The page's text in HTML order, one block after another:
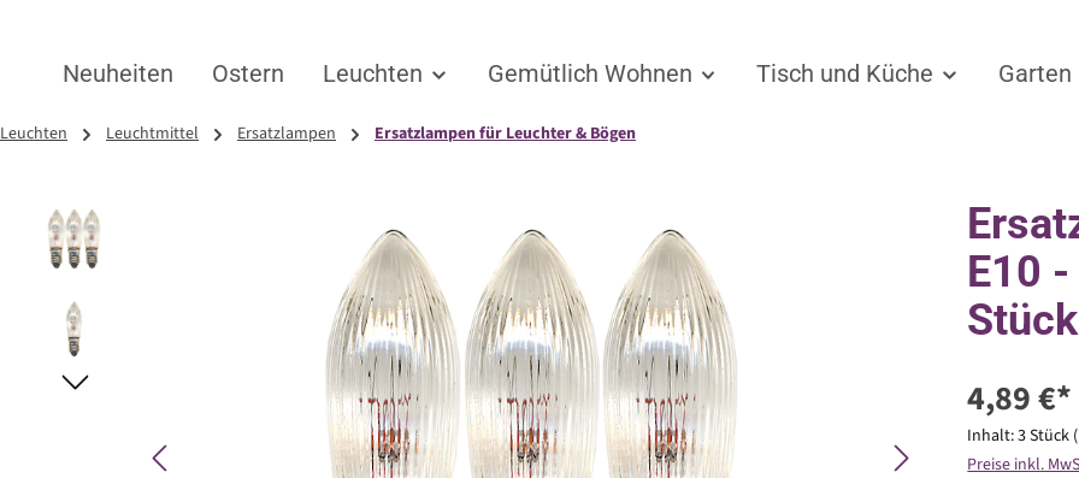
Neuheiten Ostern Leuchten Gemütlich Wohnen Tisch und Küche Garten
Leuchten Leuchtmittel Ersatzlampen Ersatzlampen für Leuchter & Bögen
Bildergalerie überspringen
E10
Stück
4,89 €*
Inhalt:3 Stück
Preise inkl.